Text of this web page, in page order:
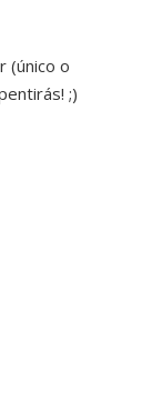
(único o
;)